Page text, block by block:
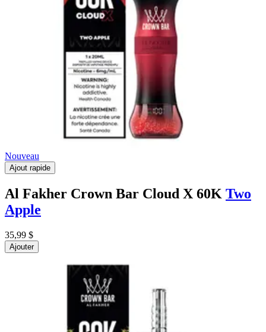
Nouveau
Ajout rapide
Al Fakher Crown Bar Cloud X 60K Two
Apple
35,99 $
Ajouter